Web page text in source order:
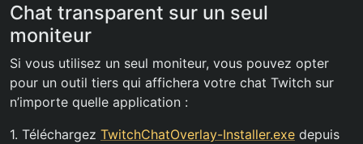
Chat transparent sur un seul
moniteur
Si vous utilisez un seul moniteur, vous pouvez opter
pour un outil tiers qui affichera votre chat Twitch sur
n’importe quelle application :
1. Téléchargez TwitchChatOverlay-Installer.exe depuis